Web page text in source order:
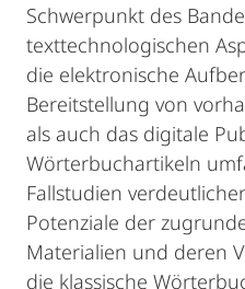
Schwerpunkt des
texttechnologischen
die elektronische
Bereitstellung von
als auch das digitale
Wörterbuchartikeln
Fallstudien
Potenziale der
Materialien und deren
die klassische